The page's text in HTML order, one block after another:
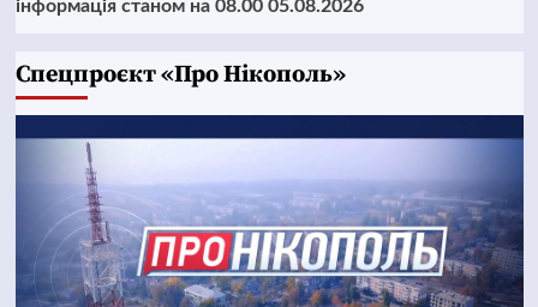
інформація станом на 08.00 05.08.2026
Cпецпроєкт «Про Нікополь»